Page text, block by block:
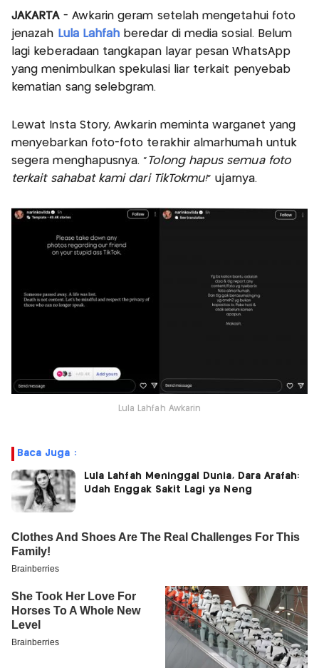
JAKARTA- Awkarin geram setelah mengetahui foto
jenazah
Lula Lahfah beredar di media sosial. Belum
lagi keberadaan tangkapan layar pesan WhatsApp
yang menimbulkan spekulasi liar terkait penyebab
kematian sang selebgram.
Lewat Insta Story, Awkarin meminta warganet yang
menyebarkan foto-foto terakhir almarhumah untuk
segera menghapusnya. " Tolong hapus semua foto
terkait sahabat kami dari TikTokmu!" ujarnya.
Lula Lahfah Awkarin
Baca Juga :
Lula Lahfah Meninggal Dunia, Dara Arafah:
Udah Enggak Sakit Lagi ya Neng